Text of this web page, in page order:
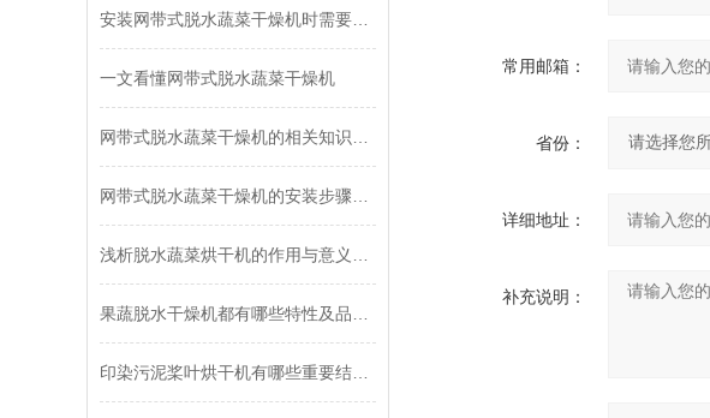
一文看懂网带式脱水蔬菜干燥机
常用邮箱：
省份：
详细地址：
补充说明：